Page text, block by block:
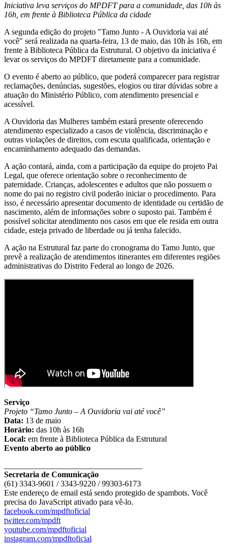
Iniciativa leva serviços do MPDFT para a comunidade, das 10h às
16h, em frente à Biblioteca Pública da cidade
A segunda edição do projeto "Tamo Junto - A Ouvidoria vai até
você" será realizada na quarta-feira, 13 de maio, das 10h às 16h, em
frente à Biblioteca Pública da Estrutural. O objetivo da iniciativa é
levar os serviços do MPDFT diretamente para a comunidade.
O evento é aberto ao público, que poderá comparecer para registrar
reclamações, denúncias, sugestões, elogios ou tirar dúvidas sobre a
atuação do Ministério Público, com atendimento presencial e
acessível.
A Ouvidoria das Mulheres também estará presente oferecendo
atendimento especializado a casos de violência, discriminação e
outras violações de direitos, com escuta qualificada, orientação e
encaminhamento adequado das demandas.
A ação contará, ainda, com a participação da equipe do projeto Pai
Legal, que oferece orientação sobre o reconhecimento de
paternidade. Crianças, adolescentes e adultos que não possuem o
nome do pai no registro civil poderão iniciar o procedimento. Para
isso, é necessário apresentar documento de identidade ou certidão de
nascimento, além de informações sobre o suposto pai. Também é
possível solicitar atendimento nos casos em que ele resida em outra
cidade, esteja privado de liberdade ou já tenha falecido.
A ação na Estrutural faz parte do cronograma do Tamo Junto, que
prevê a realização de atendimentos itinerantes em diferentes regiões
administrativas do Distrito Federal ao longo de 2026.
Serviço
Projeto “Tamo Junto – A Ouvidoria vai até você”
Data: 13 de maio
Horário: das 10h às 16h
Local: em frente à Biblioteca Pública da Estrutural
Evento aberto ao público
Secretaria de Comunicação
(61) 3343-9601 / 3343-9220 / 99303-6173
Este endereço de email está sendo protegido de spambots. Você
precisa do JavaScript ativado para vê-lo.
facebook.com/mpdftoficial
twitter.com/mpdft
youtube.com/mpdftoficial
instagram.com/mpdftoficial